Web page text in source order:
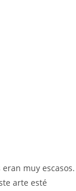
muy escasos.
arte esté